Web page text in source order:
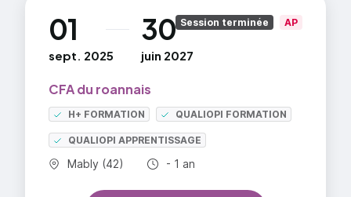
01
sept. 2025
au 30
juin 2027
CFA du roannais
H+ FORMATION QUALIOPI FORMATION
QUALIOPI APPRENTISSAGE
Commune :
Mably (42) Durée totale :
- 1 an
Session terminée AP